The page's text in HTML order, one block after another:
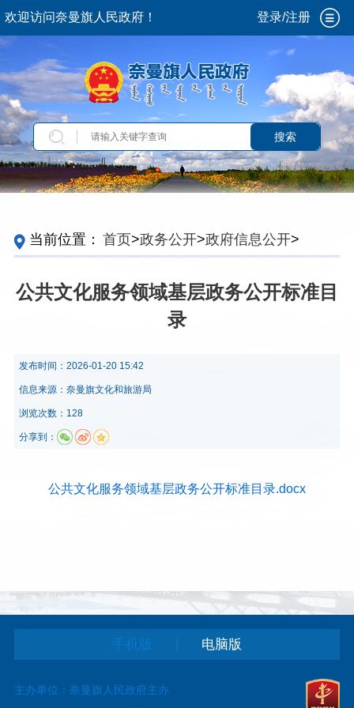
欢迎访问奈曼旗人民政府！ 登录/注册
搜索
当前位置： 首页>政务公开>政府信息公开>
定主动公开内容>重点领域信息>公共文化服务
公共文化服务领域基层政务公开标准目
录
发布时间： 2026-01-20 15:42
信息来源： 奈曼旗文化和旅游局
浏览次数：128
分享到：
公共文化服务领域基层政务公开标准目录.docx
手机版 电脑版
主办单位：奈曼旗人民政府主办